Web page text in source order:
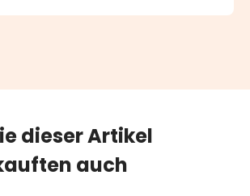
dieser Artikel
auch